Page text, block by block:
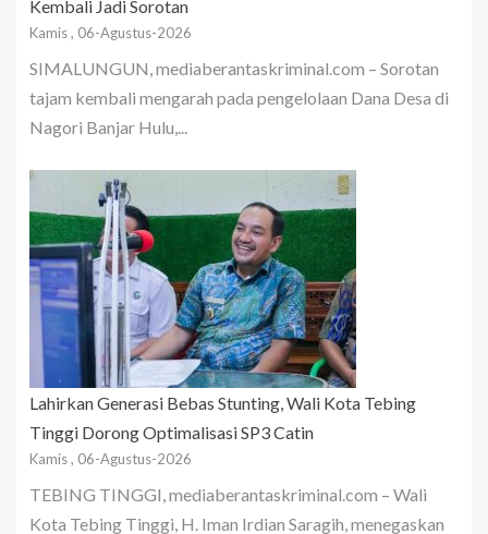
Kembali Jadi Sorotan
Kamis , 06-Agustus-2026
SIMALUNGUN, mediaberantaskriminal.com – Sorotan
tajam kembali mengarah pada pengelolaan Dana Desa di
Nagori Banjar Hulu,...
Lahirkan Generasi Bebas Stunting, Wali Kota Tebing
Tinggi Dorong Optimalisasi SP3 Catin
Kamis , 06-Agustus-2026
TEBING TINGGI, mediaberantaskriminal.com – Wali
Kota Tebing Tinggi, H. Iman Irdian Saragih, menegaskan